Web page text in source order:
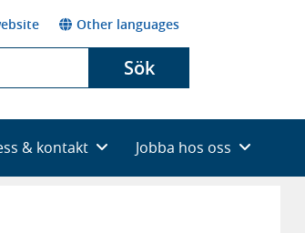
Other languages
Sök
& kontakt Jobba hos oss